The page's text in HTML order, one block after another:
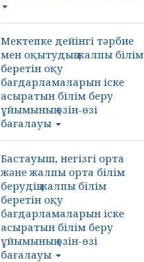
Мектепке дейінгі тәрбие
мен оқытудың жалпы білім
беретін оқу
бағдарламаларын іске
асыратын білім беру
ұйымының өзін-өзі
бағалауы
Бастауыш, негізгі орта
және жалпы орта білім
берудің жалпы білім
беретін оқу
бағдарламаларын іске
асыратын білім беру
ұйымының өзін-өзі
бағалауы